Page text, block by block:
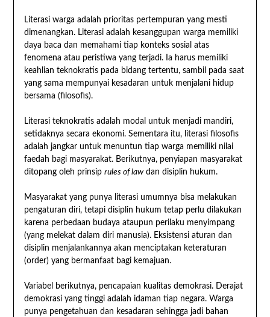
Literasi warga adalah prioritas pertempuran yang mesti
dimenangkan. Literasi adalah kesanggupan warga memiliki
daya baca dan memahami tiap konteks sosial atas
fenomena atau peristiwa yang terjadi. Ia harus memiliki
keahlian teknokratis pada bidang tertentu, sambil pada saat
yang sama mempunyai kesadaran untuk menjalani hidup
bersama (filosofis).
Literasi teknokratis adalah modal untuk menjadi mandiri,
setidaknya secara ekonomi. Sementara itu, literasi filosofis
adalah jangkar untuk menuntun tiap warga memiliki nilai
faedah bagi masyarakat. Berikutnya, penyiapan masyarakat
ditopang oleh prinsip rules of lawdan disiplin hukum.
Masyarakat yang punya literasi umumnya bisa melakukan
pengaturan diri, tetapi disiplin hukum tetap perlu dilakukan
karena perbedaan budaya ataupun perilaku menyimpang
(yang melekat dalam diri manusia). Eksistensi aturan dan
disiplin menjalankannya akan menciptakan keteraturan
(order) yang bermanfaat bagi kemajuan.
Variabel berikutnya, pencapaian kualitas demokrasi. Derajat
demokrasi yang tinggi adalah idaman tiap negara. Warga
punya pengetahuan dan kesadaran sehingga jadi bahan